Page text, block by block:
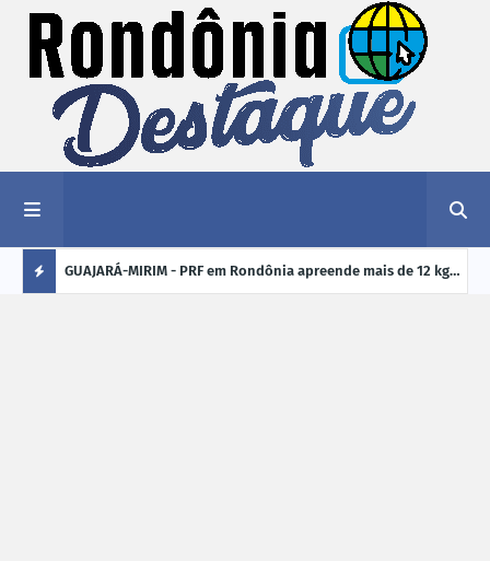
kg de GUAJARÁ-MIRIM - PRF em Rondônia apreende mais de 12 kg